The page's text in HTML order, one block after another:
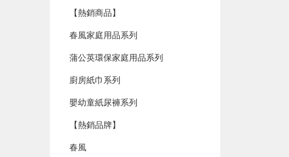
【熱銷商品】
春風家庭用品系列
蒲公英環保家庭用品系列
廚房紙巾系列
嬰幼童紙尿褲系列
【熱銷品牌】
春風